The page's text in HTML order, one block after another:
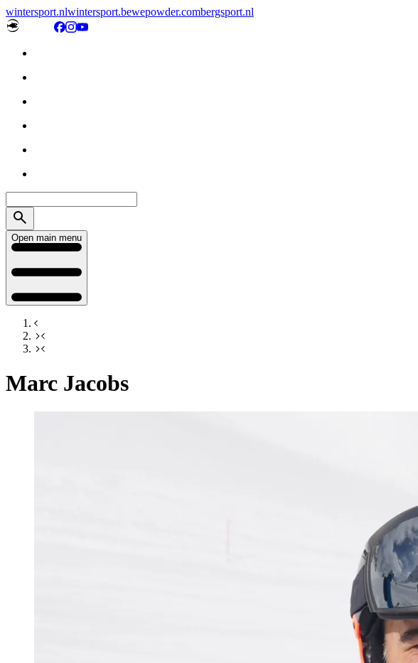
wintersport.nlwintersport.bewepowder.combergsport.nl
Open main menu
Marc Jacobs